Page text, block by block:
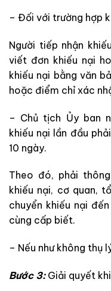
– Đối với trường hợp
Người tiếp nhận
viết đơn khiếu nại
khiếu nại bằng văn
hoặc điểm chỉ xác
– Chủ tịch Ủy ban
khiếu nại lần đầu
10 ngày.
Theo đó, phải
khiếu nại, cơ quan,
chuyển khiếu nại
cùng cấp biết.
– Nếu như không thụ
Bước 3:Giải quyết